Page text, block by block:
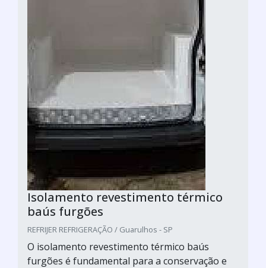
Isolamento revestimento térmico
baús furgões
REFRIJER REFRIGERAÇÃO / Guarulhos - SP
O isolamento revestimento térmico baús
furgões é fundamental para a conservação e